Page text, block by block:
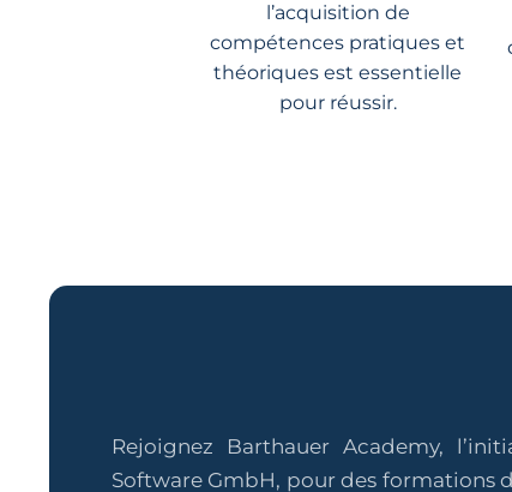
l’acquisition de
compétences pratiques et
théoriques est essentielle
pour réussir.
Rejoignez Barthauer Academy,
Software GmbH, pour des formations